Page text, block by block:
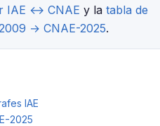
IAE ↔ CNAE y la tabla de
→ CNAE-2025.
IAE
2025